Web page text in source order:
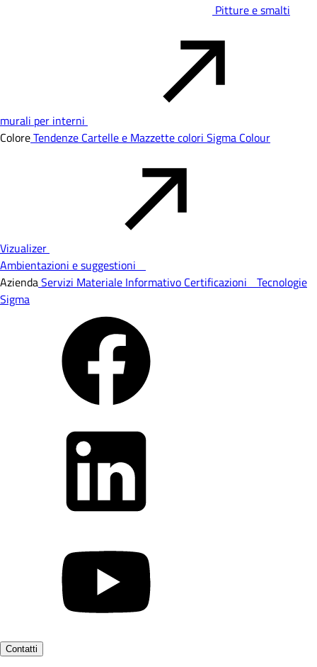
Pitture e smalti
murali per interni
ColoreTendenze Cartelle e Mazzette colori Sigma Colour
Vizualizer
Ambientazioni e suggestioni
AziendaServizi Materiale Informativo Certificazioni Tecnologie
Sigma
Contatti